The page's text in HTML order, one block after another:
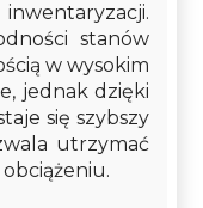
stanów
w wysokim
jednak dzięki
się szybszy
utrzymać